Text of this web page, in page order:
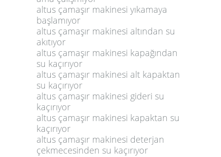
altus çamaşır makinesi yıkamaya
başlamıyor
altus çamaşır makinesi altından su
akıtıyor
altus çamaşır makinesi kapağından
su kaçırıyor
altus çamaşır makinesi alt kapaktan
su kaçırıyor
altus çamaşır makinesi gideri su
kaçırıyor
altus çamaşır makinesi kapaktan su
kaçırıyor
altus çamaşır makinesi deterjan
çekmecesinden su kaçırıyor